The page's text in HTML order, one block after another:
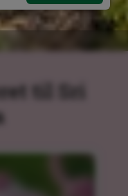
til Sri